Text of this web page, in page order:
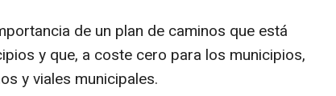
de un plan de caminos que está
y que, a coste cero para los municipios,
y viales municipales.